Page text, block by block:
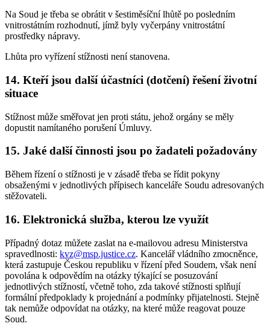
Na Soud je třeba se obrátit v šestiměsíční lhůtě po posledním
vnitrostátním rozhodnutí, jímž byly vyčerpány vnitrostátní
prostředky nápravy.
Lhůta pro vyřízení stížnosti není stanovena.
14. Kteří jsou další účastníci (dotčení) řešení životní
situace
Stížnost může směřovat jen proti státu, jehož orgány se měly
dopustit namítaného porušení Úmluvy.
15. Jaké další činnosti jsou po žadateli požadovány
Během řízení o stížnosti je v zásadě třeba se řídit pokyny
obsaženými v jednotlivých přípisech kanceláře Soudu adresovaných
stěžovateli.
16. Elektronická služba, kterou lze využít
Případný dotaz můžete zaslat na e-mailovou adresu Ministerstva
spravedlnosti: kvz@msp.justice.cz. Kancelář vládního zmocněnce,
která zastupuje Českou republiku v řízení před Soudem, však není
povolána k odpovědím na otázky týkající se posuzování
jednotlivých stížností, včetně toho, zda takové stížnosti splňují
formální předpoklady k projednání a podmínky přijatelnosti. Stejně
tak nemůže odpovídat na otázky, na které může reagovat pouze
Soud.